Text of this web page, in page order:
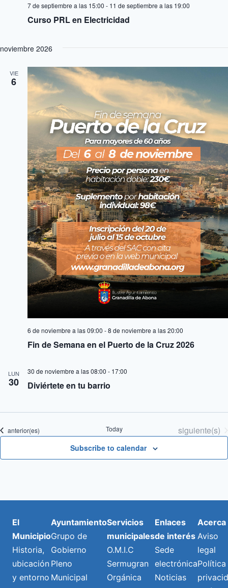
Curso PRL en Electricidad
7 de septiembre a las 15:00 - 11 de septiembre a las 19:00
noviembre 2026
VIE
6
Fin de Semana en el Puerto de la Cruz 2026
6 de noviembre a las 09:00 -8 de noviembre a las 20:00
LUN
30 Diviértete en tu barrio
30 de noviembre a las 08:00 - 17:00
Eventos
anterior(es) Today Eventos
siguiente(s)
Subscribe to calendar
El
Municipio
Historia,
ubicación
y entorno
Ayuntamiento
Grupo de
Gobierno
Pleno
Municipal
Servicios
municipales
O.M.I.C
Sermugran
Orgánica
Enlaces
de interés
Sede
electrónica
Noticias
Acerca
Aviso
legal
Política